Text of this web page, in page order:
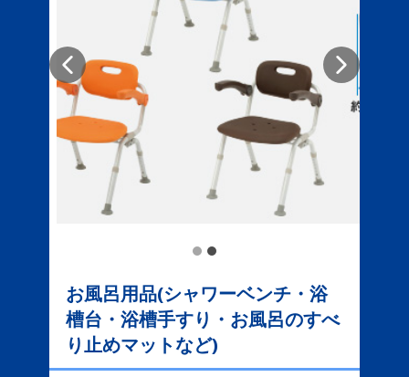
お風呂用品(シャワーベンチ・浴
槽台・浴槽手すり・お風呂のすべ
り止めマットなど)